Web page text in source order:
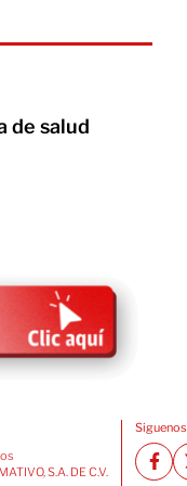
de salud
S.A. DE C.V.